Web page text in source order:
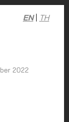
EN TH
2022